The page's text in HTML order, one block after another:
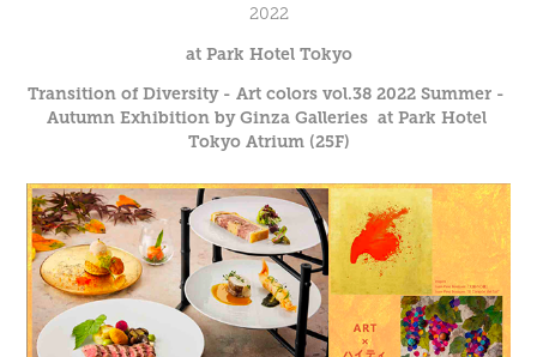
2022
at Park Hotel Tokyo
Transition of Diversity - Art colors vol.38 2022 Summer -
Autumn Exhibition by Ginza Galleries  at Park Hotel
Tokyo Atrium (25F)